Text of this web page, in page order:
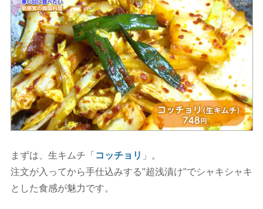
まずは、生キムチ「コッチョリ 」。
注文が入ってから手仕込みする"超浅漬け"でシャキシャキ
とした食感が魅力です。